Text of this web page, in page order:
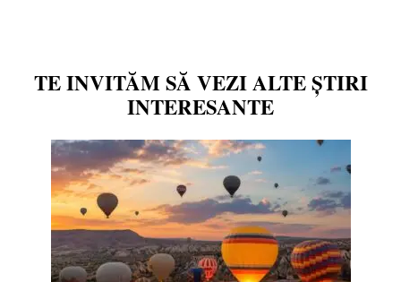
TE INVITĂM SĂ VEZI ALTE ȘTIRI
INTERESANTE